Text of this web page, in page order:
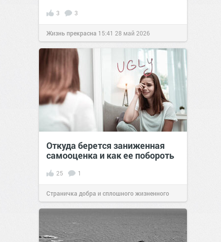
3 3
Жизнь прекрасна 15:41 28 май 2026
Откуда берется заниженная
самооценка и как ее побороть
25 1
Страничка добра и сплошного жизненного
позитива!11:0027 май 2022